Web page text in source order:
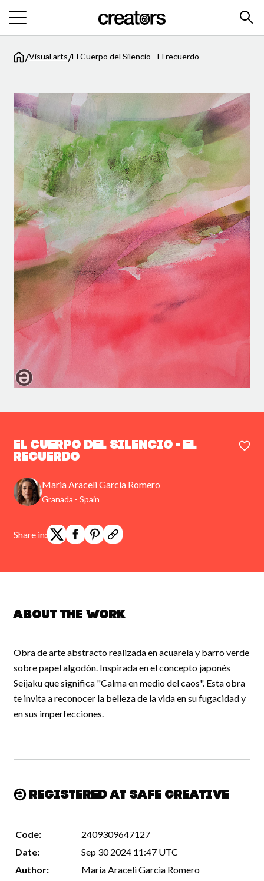
/Visual arts/El Cuerpo del Silencio - El recuerdo
El Cuerpo del Silencio - El
recuerdo
Maria Araceli Garcia Romero
Granada - Spain
Share in:
About the work
Obra de arte abstracto realizada en acuarela y barro verde
sobre papel algodón. Inspirada en el concepto japonés
Seijaku que significa "Calma en medio del caos". Esta obra
te invita a reconocer la belleza de la vida en su fugacidad y
en sus imperfecciones.
Registered at Safe Creative
Code:
2409309647127
Date:
Sep 30 2024 11:47 UTC
Author:
Maria Araceli Garcia Romero